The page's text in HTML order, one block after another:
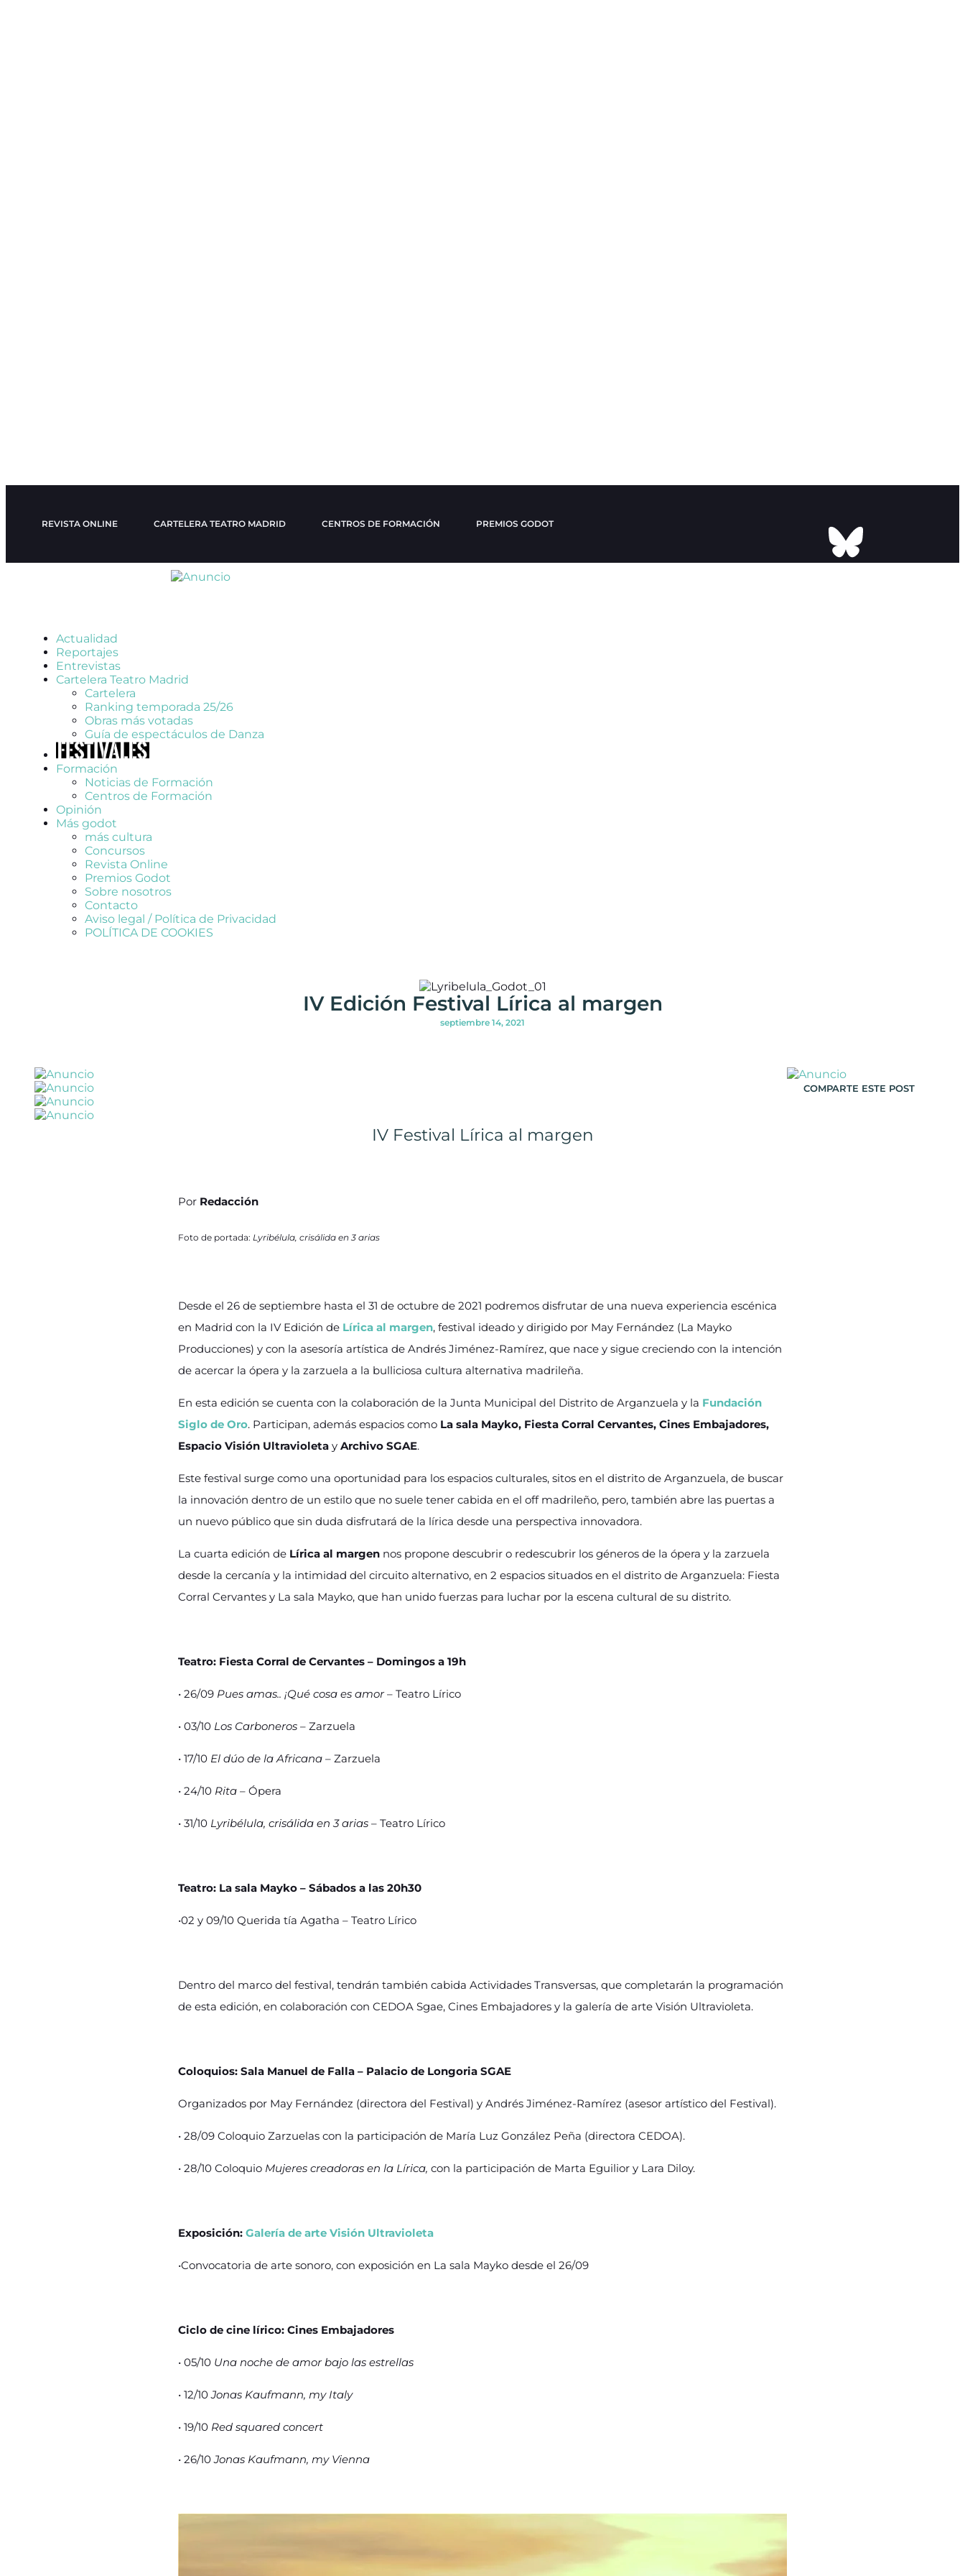
REVISTA ONLINE CARTELERA TEATRO MADRID CENTROS DE FORMACIÓN PREMIOS GODOT
Actualidad
Reportajes
Entrevistas
Cartelera Teatro Madrid
Cartelera
Ranking temporada 25/26
Obras más votadas
Guía de espectáculos de Danza
Formación
Noticias de Formación
Centros de Formación
Opinión
Más godot
más cultura
Concursos
Revista Online
Premios Godot
Sobre nosotros
Contacto
Aviso legal / Política de Privacidad
POLÍTICA DE COOKIES
IV Edición Festival Lírica al margen
septiembre 14, 2021
IV Festival Lírica al margen
Por Redacción
Foto de portada: Lyribélula, crisálida en 3 arias
Desde el 26 de septiembre hasta el 31 de octubre de 2021 podremos disfrutar de una nueva experiencia escénica
en Madrid con la IV Edición de Lírica al margen, festival ideado y dirigido por May Fernández (La Mayko
Producciones) y con la asesoría artística de Andrés Jiménez-Ramírez, que nace y sigue creciendo con la intención
de acercar la ópera y la zarzuela a la bulliciosa cultura alternativa madrileña.
En esta edición se cuenta con la colaboración de la Junta Municipal del Distrito de Arganzuela y la Fundación
Siglo de Oro. Participan, además espacios como La sala Mayko, Fiesta Corral Cervantes, Cines Embajadores,
Espacio Visión Ultravioleta y Archivo SGAE.
Este festival surge como una oportunidad para los espacios culturales, sitos en el distrito de Arganzuela, de buscar
la innovación dentro de un estilo que no suele tener cabida en el off madrileño, pero, también abre las puertas a
un nuevo público que sin duda disfrutará de la lírica desde una perspectiva innovadora.
La cuarta edición de Lírica al margen nos propone descubrir o redescubrir los géneros de la ópera y la zarzuela
desde la cercanía y la intimidad del circuito alternativo, en 2 espacios situados en el distrito de Arganzuela: Fiesta
Corral Cervantes y La sala Mayko, que han unido fuerzas para luchar por la escena cultural de su distrito.
Teatro: Fiesta Corral de Cervantes – Domingos a 19h
• 26/09 Pues amas.. ¡Qué cosa es amor– Teatro Lírico
• 03/10 Los Carboneros – Zarzuela
• 17/10 El dúo de la Africana – Zarzuela
• 24/10 Rita – Ópera
• 31/10 Lyribélula, crisálida en 3 arias – Teatro Lírico
Teatro: La sala Mayko – Sábados a las 20h30
•02 y 09/10 Querida tía Agatha – Teatro Lírico
Dentro del marco del festival, tendrán también cabida Actividades Transversas, que completarán la programación
de esta edición, en colaboración con CEDOA Sgae, Cines Embajadores y la galería de arte Visión Ultravioleta.
Coloquios: Sala Manuel de Falla – Palacio de Longoria SGAE
Organizados por May Fernández (directora del Festival) y Andrés Jiménez-Ramírez (asesor artístico del Festival).
• 28/09 Coloquio Zarzuelas con la participación de María Luz González Peña (directora CEDOA).
• 28/10 Coloquio Mujeres creadoras en la Lírica, con la participación de Marta Eguilior y Lara Diloy.
Exposición: Galería de arte Visión Ultravioleta
•Convocatoria de arte sonoro, con exposición en La sala Mayko desde el 26/09
Ciclo de cine lírico: Cines Embajadores
• 05/10 Una noche de amor bajo las estrellas
• 12/10Jonas Kaufmann, my Italy
• 19/10 Red squared concert
• 26/10Jonas Kaufmann, my Vienna
COMPARTE ESTE POST